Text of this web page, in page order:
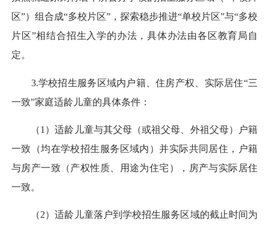
区”）组合成“多校片区”，探索稳步推进“单校片区”与“多校
片区”相结合招生入学的办法，具体办法由各区教育局自
定。
3.学校招生服务区域内户籍、住房产权、实际居住“三
一致”家庭适龄儿童的具体条件：
（1）适龄儿童与其父母（或祖父母、外祖父母）户籍
一致（均在学校招生服务区域内）并实际共同居住，户籍
与房产一致（产权性质、用途为住宅），房产与实际居住
一致。
（2）适龄儿童落户到学校招生服务区域的截止时间为